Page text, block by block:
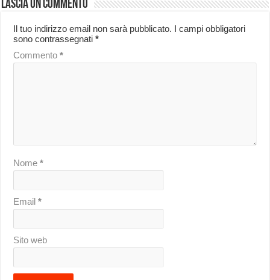
Lascia un commento
Il tuo indirizzo email non sarà pubblicato. I campi obbligatori
sono contrassegnati*
Commento*
Nome*
Email*
Sito web